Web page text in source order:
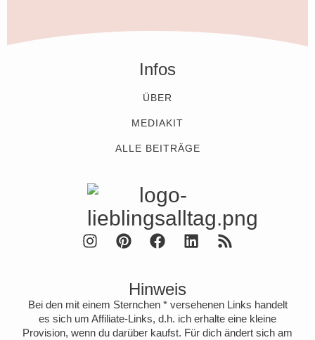
Infos
ÜBER
MEDIAKIT
ALLE BEITRÄGE
Hinweis
Bei den mit einem Sternchen * versehenen Links handelt
es sich um Affiliate-Links, d.h. ich erhalte eine kleine
Provision, wenn du darüber kaufst. Für dich ändert sich am